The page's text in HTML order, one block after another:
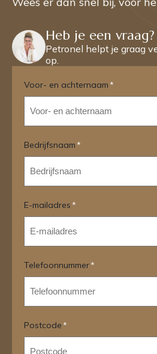
Heb je een vraag?
Petronel helpt je graag
op.
Voor- en achternaam *
Bedrijfsnaam *
E-mailadres *
Telefoonnummer*
Postcode *